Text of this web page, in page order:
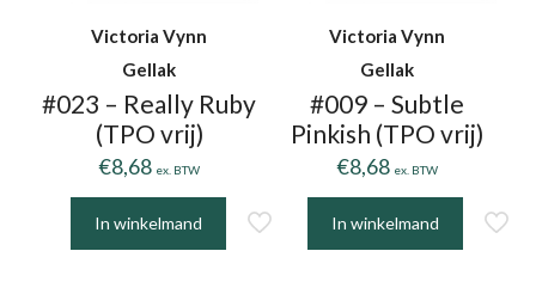
Victoria Vynn
Gellak
#023 – Really Ruby
(TPO vrij)
€8,68 ex. BTW
In winkelmand
Victoria Vynn
Gellak
#009 – Subtle
Pinkish (TPO vrij)
€8,68 ex. BTW
In winkelmand